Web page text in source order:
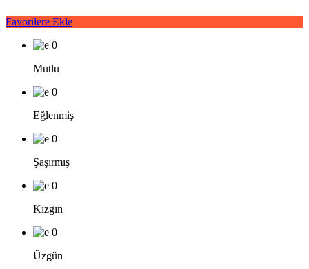
Favorilere Ekle
0
Mutlu
0
Eğlenmiş
0
Şaşırmış
0
Kızgın
0
Üzgün